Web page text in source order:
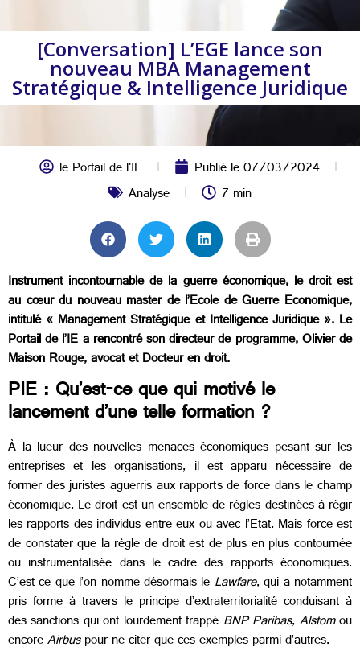
[Conversation] L’EGE lance son
nouveau MBA Management
Stratégique & Intelligence Juridique
le Portail de l'IE Publié le07/03/2024
Analyse
7 min
Instrument incontournable de la guerre économique, le droit est
au cœur du nouveau master de l’Ecole de Guerre Economique,
intitulé « Management Stratégique et Intelligence Juridique ». Le
Portail de l’IE a rencontré son directeur de programme, Olivier de
Maison Rouge, avocat et Docteur en droit.
PIE : Qu’est-ce que qui motivé le
lancement d’une telle formation ?
À la lueur des nouvelles menaces économiques pesant sur les
entreprises et les organisations, il est apparu nécessaire de
former des juristes aguerris aux rapports de force dans le champ
économique. Le droit est un ensemble de règles destinées à régir
les rapports des individus entre eux ou avec l’Etat. Mais force est
de constater que la règle de droit est de plus en plus contournée
ou instrumentalisée dans le cadre des rapports économiques.
C’est ce que l’on nomme désormais le Lawfare, qui a notamment
pris forme à travers le principe d’extraterritorialité conduisant à
des sanctions qui ont lourdement frappé BNP Paribas,Alstomou
encoreAirbuspour ne citer que ces exemples parmi d’autres.